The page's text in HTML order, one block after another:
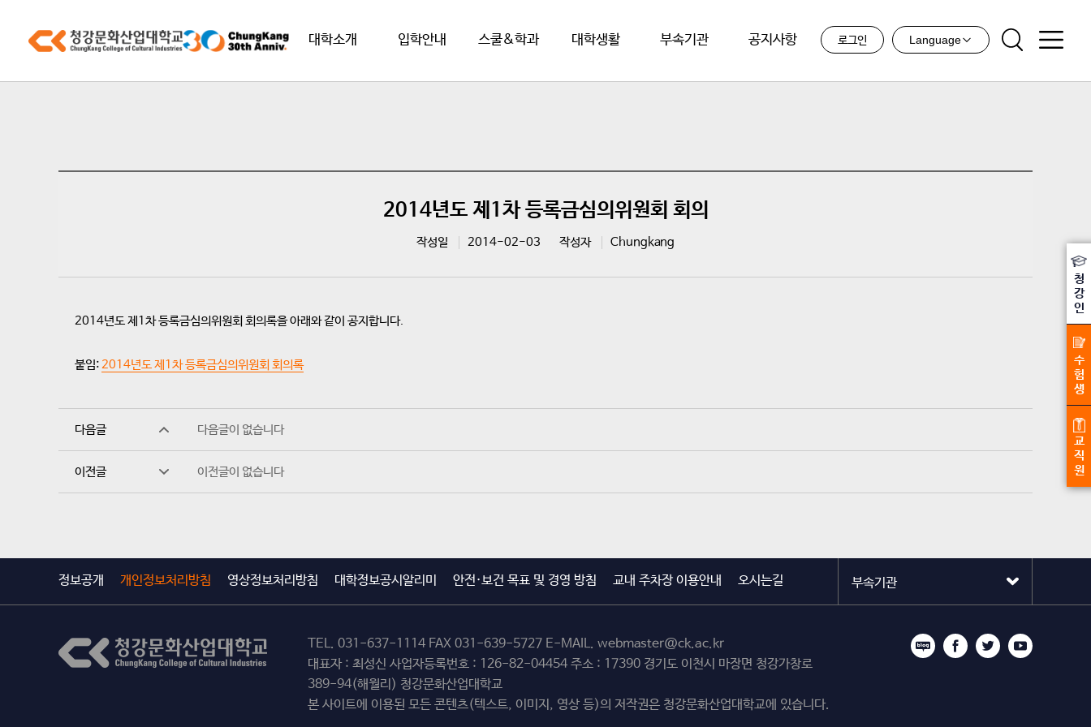
대학소개 입학안내 스쿨&학과 대학생활 부속기관 공지사항 로그인 Language
2014년도 제1차 등록금심의위원회 회의
작성일 2014-02-03 작성자 Chungkang
2014년도 제1차 등록금심의위원회 회의록을 아래와 같이 공지합니다.
붙임:2014년도 제1차 등록금심의위원회 회의록
다음글 다음글이 없습니다
이전글 이전글이 없습니다
정보공개 개인정보처리방침 영상정보처리방침 대학정보공시알리미 안전·보건 목표 및 경영 방침 교내 주차장 이용안내 오시는길
TEL. 031-637-1114 FAX 031-639-5727 E-MAIL. webmaster@ck.ac.kr
대표자 : 최성신 사업자등록번호 : 126-82-04454 주소 : 17390 경기도 이천시 마장면 청강가창로
389-94(해월리) 청강문화산업대학교
본 사이트에 이용된 모든 콘텐츠(텍스트, 이미지, 영상 등)의 저작권은 청강문화산업대학교에 있습니다.
청
강
인
수
험
생
교
직
원